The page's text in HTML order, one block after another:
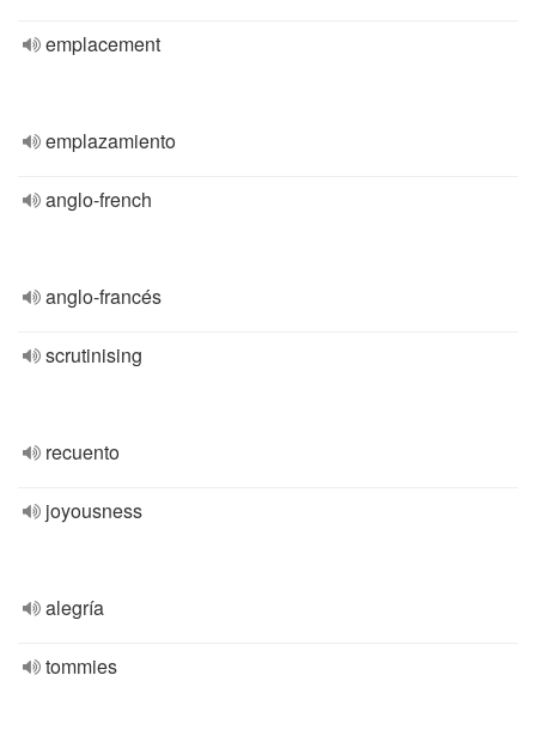
emplacement
emplazamiento
anglo-french
anglo-francés
scrutinising
recuento
joyousness
alegría
tommies